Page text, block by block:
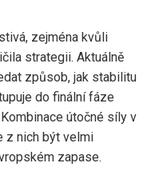
zejména kvůli
strategii. Aktuálně
způsob, jak stabilitu
do finální fáze
útočné síly v
z nich být velmi
zapase.